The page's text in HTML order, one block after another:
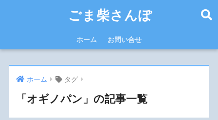
ごま柴さんぽ
ホーム お問い合せ
ホーム タグ
「オギノパン」の記事一覧